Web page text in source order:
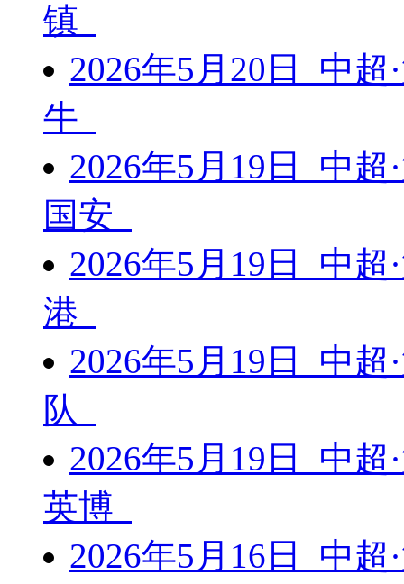
镇
2026年5月20日 中
牛
2026年5月19日 中
国安
2026年5月19日 中
港
2026年5月19日 中
队
2026年5月19日 中
英博
2026年5月16日 中